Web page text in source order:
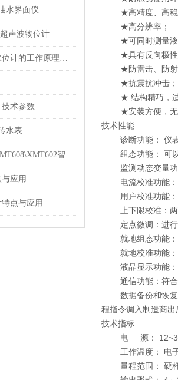
水界面仪
声波物位计
一体化明渠超声波水位计的工作原理和优点概述
术参数
水表
XMT604\XMT606\XMT608\XMT602智能数显仪表
应用
点与应用
★高精度、高稳
★高分辨率；
★可同时测量液
★具有反向极性
★防雷击、防射
★抗震抗冲击；
★ 结构精巧，适
★安装方便，无
技术性能
诊断功能： 仪表
组态功能： 可以
监测动态变量功
电流校准功能：
用户校准功能：
上下限校准：两
定点微调：进行
就地组态功能：
就地校准功能：
液晶显示功能：
通信功能：符合
数据备份和恢复：
程指令调入制造商
技术指标
电 源：
工作温度： 电子
量程范围： 硬杆